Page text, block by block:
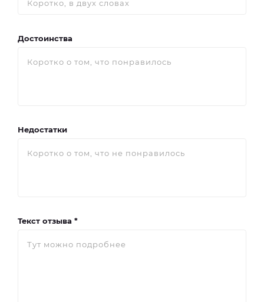
Достоинства
Недостатки
Текст отзыва *